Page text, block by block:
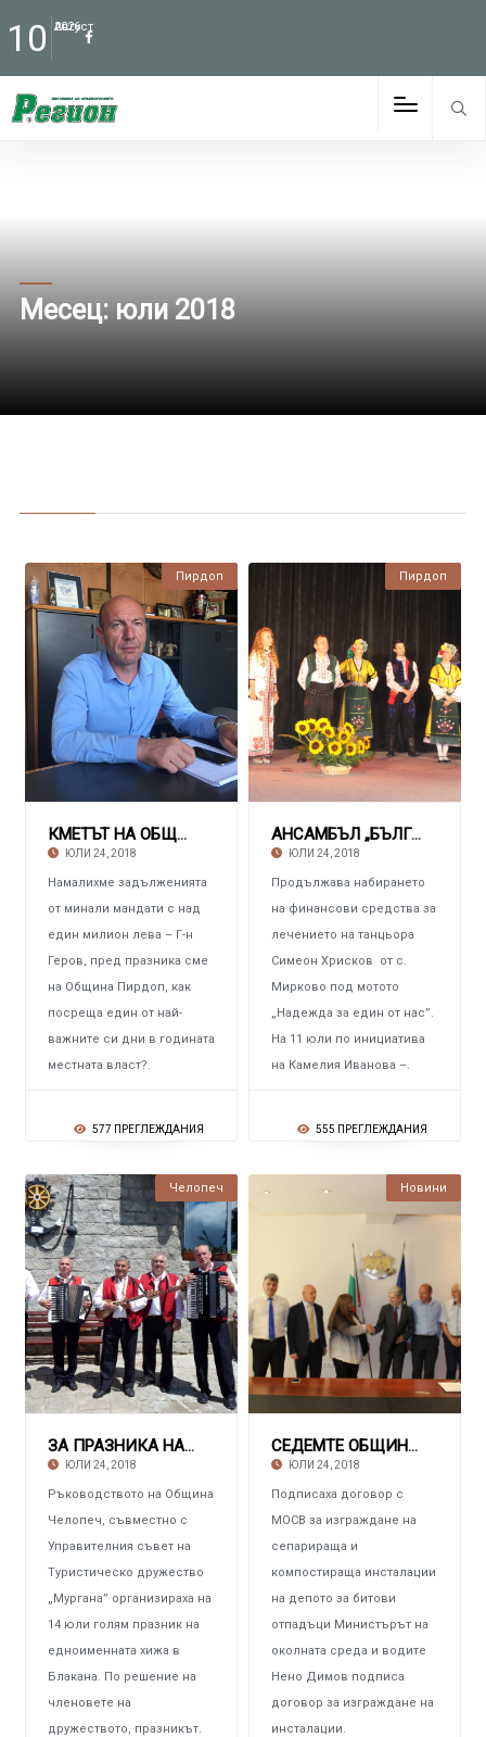
10 Август
2026
Месец:юли 2018
Пирдоп
КМЕТЪТ НА ОБЩИНА ПИРДОП АНГЕЛ ГЕРОВ
ЮЛИ 24, 2018
Намалихме задълженията
от минали мандати с над
един милион лева – Г-н
Геров, пред празника сме
на Община Пирдоп, как
посреща един от най-
важните си дни в годината
местната власт?.
577 ПРЕГЛЕЖДАНИЯ
Пирдоп
АНСАМБЪЛ „БЪЛГАРЕ“ Събра 6480 лева за Симеон
ЮЛИ 24, 2018
Продължава набирането
на финансови средства за
лечението на танцьора
Симеон Хрисков от с.
Мирково под мотото
„Надежда за един от нас”.
На 11 юли по инициатива
на Камелия Иванова –.
555 ПРЕГЛЕЖДАНИЯ
Челопеч
ЗА ПРАЗНИКА НА ХИЖА „МУРГАНА“ Осем туристи п
ЮЛИ 24, 2018
Ръководството на Община
Челопеч, съвместно с
Управителния съвет на
Туристическо дружество
„Мургана” организираха на
14 юли голям празник на
едноименната хижа в
Блакана. По решение на
членовете на
дружеството, празникът.
Новини
СЕДЕМТЕ ОБЩИНИ ОТ РЕГИОНА
ЮЛИ 24, 2018
Подписаха договор с
МОСВ за изграждане на
сепарираща и
компостираща инсталации
на депото за битови
отпадъци Министърът на
околната среда и водите
Нено Димов подписа
договор за изграждане на
инсталации.